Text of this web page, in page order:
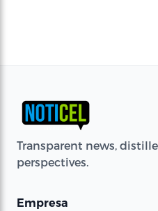
Transparent news,
perspectives.
Empresa